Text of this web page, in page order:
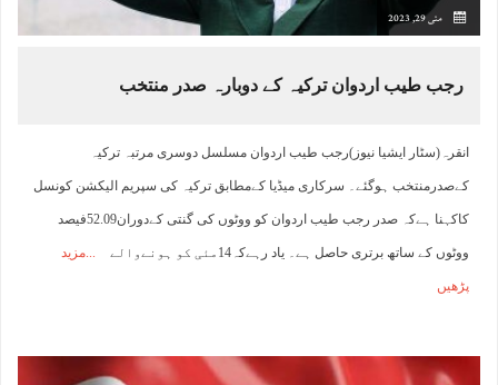
مئی 29, 2023
رجب طیب اردوان ترکیہ کے دوبارہ صدر منتخب
انقرہ(سٹار ایشیا نیوز)رجب طیب اردوان مسلسل دوسری مرتبہ ترکیہ
کےصدرمنتخب ہوگئے۔ سرکاری میڈیا کےمطابق ترکیہ کی سپریم الیکشن کونسل
کاکہنا ہےکہ صدر رجب طیب اردوان کو ووٹوں کی گنتی کےدوران52.09فیصد
ووٹوں کے ساتھ برتری حاصل ہے۔ یاد رہےکہ14مئی کو ہونےوالے مزید
پڑھیں